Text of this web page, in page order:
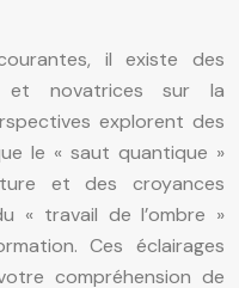
il existe des
et novatrices sur la
explorent des
le « saut quantique »
et des croyances
« travail de l’ombre »
Ces éclairages
compréhension de